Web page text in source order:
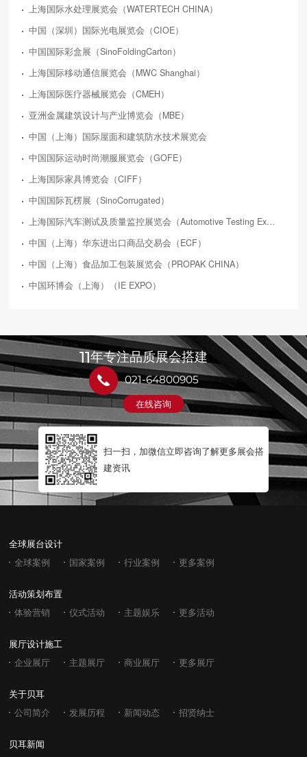
上海国际水处理展览会（WATERTECH CHINA）
中国（深圳）国际光电展览会（CIOE）
中国国际彩盒展（SinoFoldingCarton）
上海国际移动通信展览会（MWC Shanghai）
上海国际医疗器械展览会（CMEH）
亚洲金属建筑设计与产业博览会（MBE）
中国（上海）国际屋面和建筑防水技术展览会
中国国际运动时尚潮服展览会（GOFE）
上海国际家具博览会（CIFF）
中国国际瓦楞展（SinoCorrugated）
上海国际汽车测试及质量监控展览会（Automotive Testing Expo）
中国（上海）华东进出口商品交易会（ECF）
中国（上海）食品加工包装展览会（PROPAK CHINA）
中国环博会（上海）（IE EXPO）
11年专注品质展会搭建
021-64800905
在线咨询
扫一扫，加微信立即咨询了解更多展会搭
建资讯
全球展台设计
全球案例 国家案例 行业案例 更多案例
活动策划布置
体验营销 仪式活动 主题娱乐 更多活动
展厅设计施工
企业展厅 主题展厅 商业展厅 更多展厅
关于贝耳
公司简介 发展历程 新闻动态 招贤纳士
贝耳新闻